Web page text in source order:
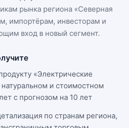
рынка региона «Северная
импортёрам, инвесторам и
вход в новый сегмент.
«Электрические
натуральном и стоимостном
с прогнозом на 10 лет
по странам региона,